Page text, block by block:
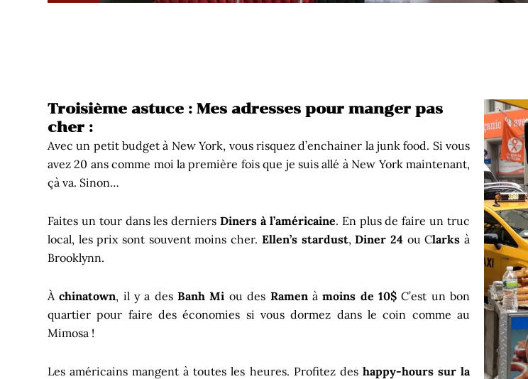
Troisième astuce : Mes adresses pour manger pas
cher :
Avec un petit budget à New York, vous risquez d’enchainer la junk food. Si vous
avez 20 ans comme moi la première fois que je suis allé à New York maintenant,
çà va. Sinon…
Faites un tour dans les derniersDiners à l’américaine. En plus de faire un truc
local, les prix sont souvent moins cher. Ellen’s stardust,Diner 24ou Clarks à
Brooklynn.
Àchinatown, il y a desBanh Mi ou des Ramenàmoins de 10$C’est un bon
quartier pour faire des économies si vous dormez dans le coin comme au
Mimosa !
Les américains mangent à toutes les heures. Profitez des happy-hours sur la